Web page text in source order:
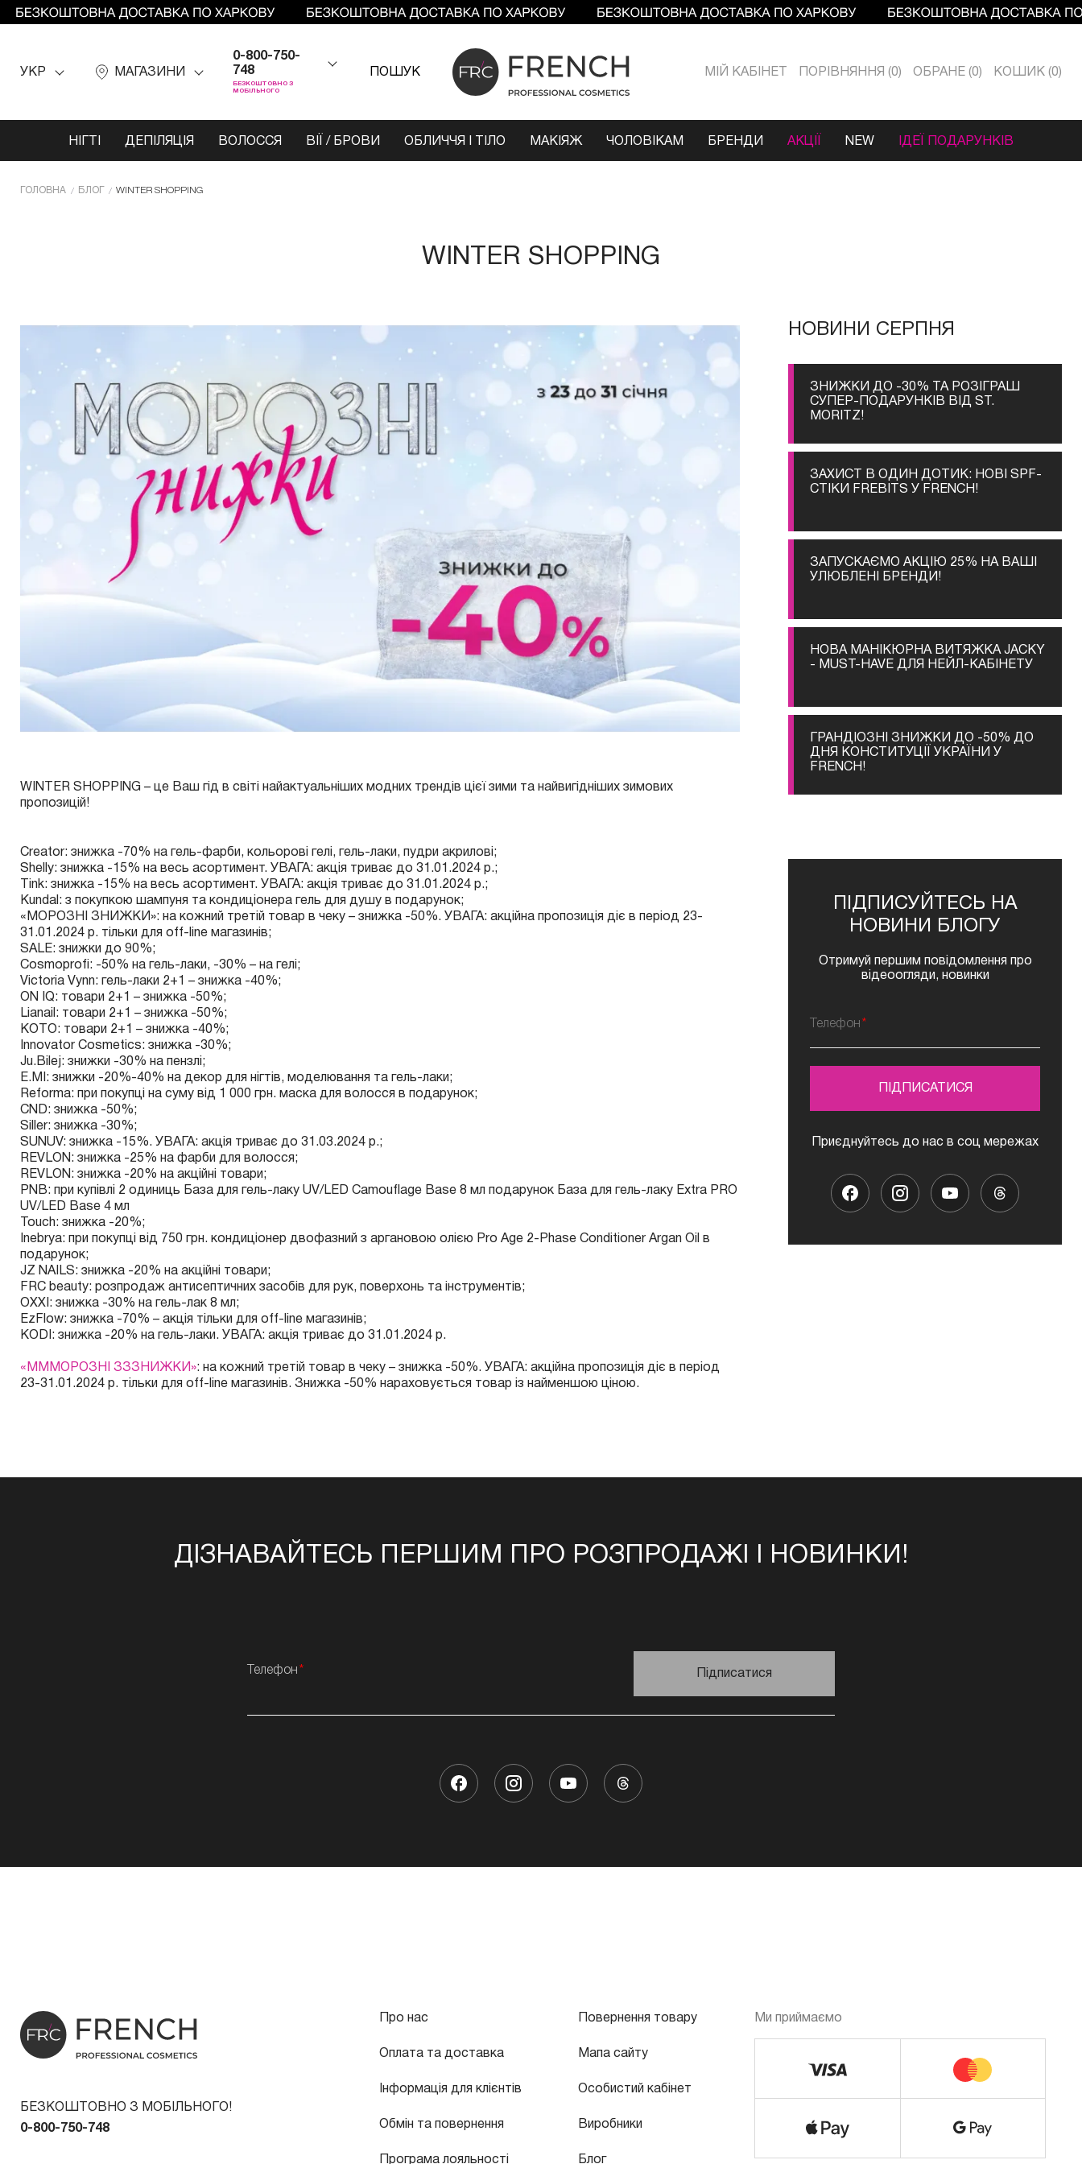
УКР МАГАЗИНИ
0-800-750-
748
БЕЗКОШТОВНО З
МОБІЛЬНОГО
ПОШУК МIЙ КАБIНЕТ ПОРІВНЯННЯ 0 ОБРАНЕ 0 КОШИК 0
НІГТІ ДЕПІЛЯЦІЯ ВОЛОССЯ ВІЇ / БРОВИ ОБЛИЧЧЯ І ТІЛО МАКІЯЖ ЧОЛОВІКАМ БРЕНДИ АКЦІЇ NEW ІДЕЇ ПОДАРУНКІВ
ГОЛОВНА БЛОГ WINTER SHOPPING
WINTER SHOPPING
WINTER SHOPPING – це Ваш гід в світі найактуальніших модних трендів цієї зими та найвигідніших зимових
пропозицій!
Creator: знижка -70% на гель-фарби, кольорові гелі, гель-лаки, пудри акрилові;
Shelly: знижка -15% на весь асортимент. УВАГА: акція триває до 31.01.2024 р.;
Tink: знижка -15% на весь асортимент. УВАГА: акція триває до 31.01.2024 р.;
Kundal : з покупкою шампуня та кондиціонера гель для душу в подарунок;
«МОРОЗНІ ЗНИЖКИ»: на кожний третій товар в чеку – знижка -50%. УВАГА: акційна пропозиція діє в період 23-
31.01.2024 р. тільки для off-line магазинів;
SALE: знижки до 90%;
Cosmoprofі : -50% на гель-лаки, -30% – на гелі;
Victoria Vynn: гель-лаки 2+1 – знижка -40%;
ON IQ: товари 2+1 – знижка -50%;
Lianail : товари 2+1 – знижка -50%;
KOTO: товари 2+1 – знижка -40%;
Innovator Cosmetics: знижка -30%;
Ju.Bilej : знижки -30% на пензлі;
E.MI: знижки -20%-40% на декор для нігтів, моделювання та гель-лаки ;
Reforma: при покупці на суму від 1 000 грн. маска для волосся в подарунок;
CND: знижка -50%;
Siller: знижка -30%;
SUNUV: знижка -15%. УВАГА: акція триває до 31.03.2024 р.;
REVLON : знижка -25% на фарби для волосся;
REVLON : знижка -20% на акційні товари;
PNB: при купівлі 2 одиниць База для гель-лаку UV/LED Camouflage Base 8 мл подарунок База для гель-лаку Extra PRO
UV/LED Base 4 мл
Touch: знижка -20%;
Inebrya: при покупці від 750 грн. кондиціонер двофазний з аргановою олією Pro Age 2-Phase Conditioner Argan Oil в
подарунок;
JZ NAILS: знижка -20% на акційні товари;
FRC beauty: розпродаж антисептичних засобів для рук, поверхонь та інструментів;
OXXI : знижка -30% на гель-лак 8 мл;
EzFlow: знижка -70% – акція тільки для off-line магазинів;
KODI : знижка -20% на гель-лаки. УВАГА: акція триває до 31.01.2024 р.
«МММОРОЗНІ ЗЗЗНИЖКИ»: на кожний третій товар в чеку – знижка -50%. УВАГА: акційна пропозиція діє в період
23-31.01.2024 р. тільки для off-line магазинів. Знижка -50% нараховується товар із найменшою ціною.
НОВИНИ СЕРПНЯ
ЗНИЖКИ ДО -30% ТА РОЗІГРАШ
СУПЕР-ПОДАРУНКІВ ВІД ST.
MORITZ!
ЗАХИСТ В ОДИН ДОТИК: НОВІ SPF-
СТІКИ FREBITS У FRENCH!
ЗАПУСКАЄМО АКЦІЮ 25% НА ВАШІ
УЛЮБЛЕНІ БРЕНДИ!
НОВА МАНІКЮРНА ВИТЯЖКА JACKY
- MUST-HAVE ДЛЯ НЕЙЛ-КАБІНЕТУ
ГРАНДІОЗНІ ЗНИЖКИ ДО -50% ДО
ДНЯ КОНСТИТУЦІЇ УКРАЇНИ У
FRENCH!
ПІДПИСУЙТЕСЬ НА
НОВИНИ БЛОГУ
Отримуй першим повідомлення про
відеоогляди, новинки
Телефон
ПІДПИСАТИСЯ
Приєднуйтесь до нас в соц мережах
ДІЗНАВАЙТЕСЬ ПЕРШИМ ПРО РОЗПРОДАЖІ І НОВИНКИ!
Телефон Підписатися
БЕЗКОШТОВНО З МОБІЛЬНОГО!
0-800-750-748
Про нас
Оплата та доставка
Інформація для клієнтів
Обмін та повернення
Програма лояльності
Повернення товару
Мапа сайту
Особистий кабінет
Виробники
Блог
Ми приймаємо